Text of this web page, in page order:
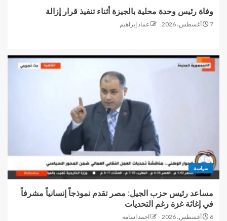
وفاة رئيس وحدة محلية بالجيزة أثناء تنفيذ قرار إزالة
7 أغسطس، 2026 عماد إبراهيم
سياسة
مساعد رئيس حزب الجيل: مصر تقدم نموذجاً إنسانياً مشرفاً
في إغاثة غزة رغم التحديات
6 أغسطس، 2026 احمد اسامه